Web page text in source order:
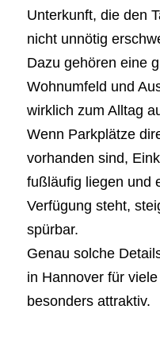
Unterkunft, die den
nicht unnötig
Dazu gehören eine
Wohnumfeld und
wirklich zum Alltag
Wenn Parkplätze
vorhanden sind,
fußläufig liegen und
Verfügung steht,
spürbar.
Genau solche
in Hannover für
besonders attraktiv.